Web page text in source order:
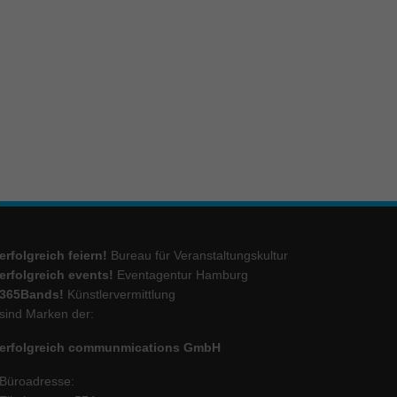
erfolgreich feiern! Bureau für Veranstaltungskultur
erfolgreich events! Eventagentur Hamburg
365Bands! Künstlervermittlung
sind Marken der:
erfolgreich communmications GmbH
Büroadresse: